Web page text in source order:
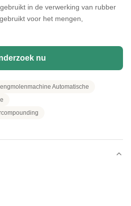
in de verwerking van rubber
voor het mengen,
nu
Automatische